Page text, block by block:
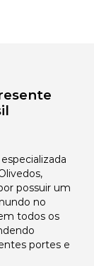
possuir um
no
todos os
portes e